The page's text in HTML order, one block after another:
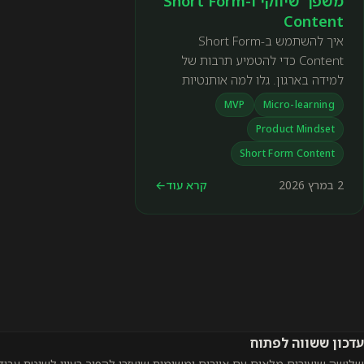
Content
‫איך להשתמש ב-Short Form
Content כדי להטמיע תרבות של
למידה בארגון. גלו למה אותנטיות
ומהירות בבניית תוכן מנצחות הפקות
יקרות ומייצרות אימוץ אמיתי בשטח.
Micro-learning
MVP
Product Mindset
Short Form Content
2 במרץ 2026 קרא עוד←
עדכון ששווה לפתוח